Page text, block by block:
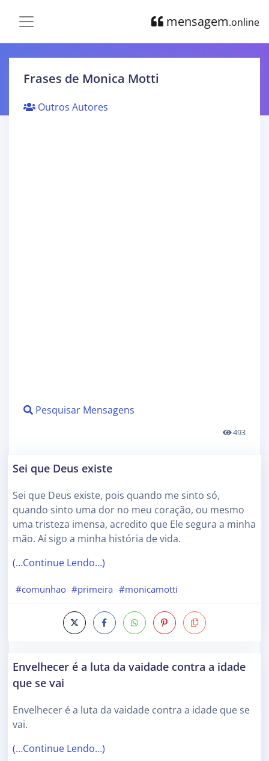
mensagem.online
Frases de Monica Motti
Outros Autores
Pesquisar Mensagens
493
Sei que Deus existe
Sei que Deus existe, pois quando me sinto só,
quando sinto uma dor no meu coração, ou mesmo
uma tristeza imensa, acredito que Ele segura a minha
mão. Aí sigo a minha história de vida.
(…Continue Lendo…)
#comunhao #primeira #monicamotti
Envelhecer é a luta da vaidade contra a idade
que se vai
Envelhecer é a luta da vaidade contra a idade que se
vai.
(…Continue Lendo…)